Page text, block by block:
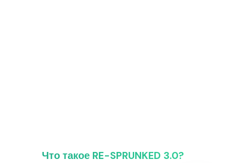
Что такое RE-SPRUNKED 3.0?